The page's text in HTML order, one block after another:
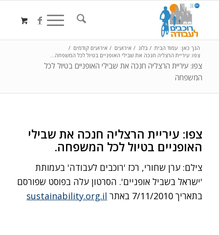
צפו: עיריית הרצליה חנכה את שבילי האופניים בטיול לכל
המשפחה
הנך כאן: עמוד הבית / בלוג / אירועים / אירועים קודמים /
צפו: עיריית הרצליה חנכה את שבילי האופניים בטיול לכל המשפחה...
צפו: עיריית הרצליה חנכה את שבילי
האופניים בטיול לכל המשפחה.
צילם: ערן שחורי, רכז 'רוכבים לעבודה' בעמותת
'ישראל בשביל אופניים'. הסרטון עלה בפוסט שפורסם
בתאריך 7/11/2010 באתר
sustainability.org.il